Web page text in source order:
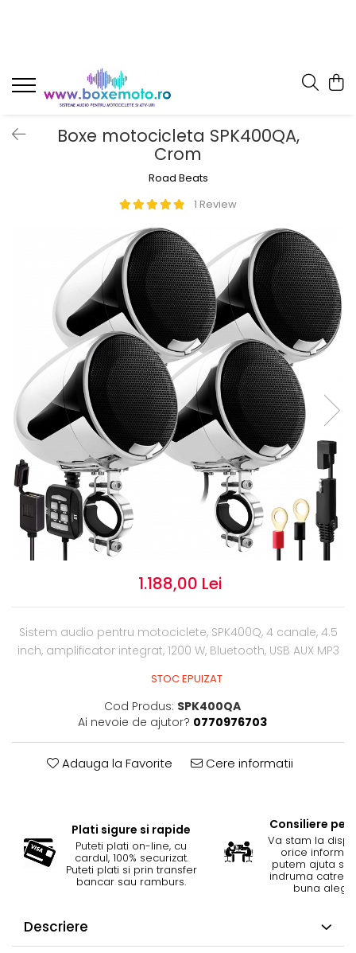
Boxe motocicleta SPK400QA,
Crom
Road Beats
1 Review
1.188,00 Lei
Sistem audio pentru motociclete, SPK400Q, 4 canale, 4.5
inch, amplificator integrat, 1200 W, Bluetooth, USB AUX MP3
STOC EPUIZAT
Cod Produs: SPK400QA
Ai nevoie de ajutor? 0770976703
Adauga la Favorite Cere informatii
Plati sigure si rapide
Puteti plati on-line, cu
cardul, 100% securizat.
Puteti plati si prin transfer
bancar sau ramburs.
Consiliere
Va stam la
orice
putem ajuta si
indruma catre
buna
Descriere